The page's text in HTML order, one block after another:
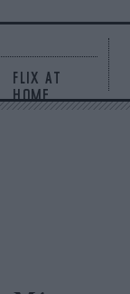
FLIX AT
HOME